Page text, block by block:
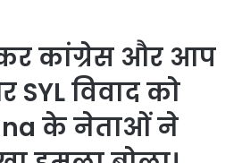
कांग्रेस और आप
विवाद को
के नेताओं ने